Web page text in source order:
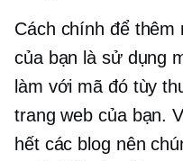
Cách chính để thêm
của bạn là sử dụng
làm với mã đó tùy
trang web của bạn.
hết các blog nên